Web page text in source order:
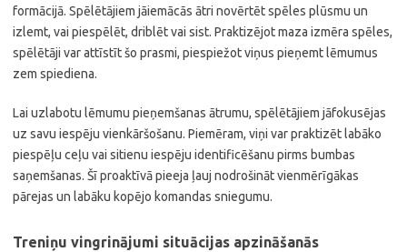
formācijā. Spēlētājiem jāiemācās ātri novērtēt spēles plūsmu un
izlemt, vai piespēlēt, driblēt vai sist. Praktizējot maza izmēra spēles,
spēlētāji var attīstīt šo prasmi, piespiežot viņus pieņemt lēmumus
zem spiediena.
Lai uzlabotu lēmumu pieņemšanas ātrumu, spēlētājiem jāfokusējas
uz savu iespēju vienkāršošanu. Piemēram, viņi var praktizēt labāko
piespēļu ceļu vai sitienu iespēju identificēšanu pirms bumbas
saņemšanas. Šī proaktīvā pieeja ļauj nodrošināt vienmērīgākas
pārejas un labāku kopējo komandas sniegumu.
Treniņu vingrinājumi situācijas apzināšanās